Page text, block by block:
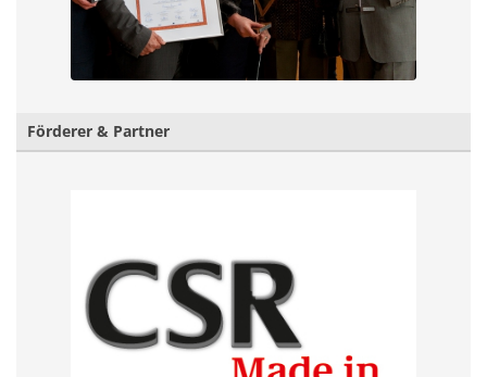
Förderer & Partner